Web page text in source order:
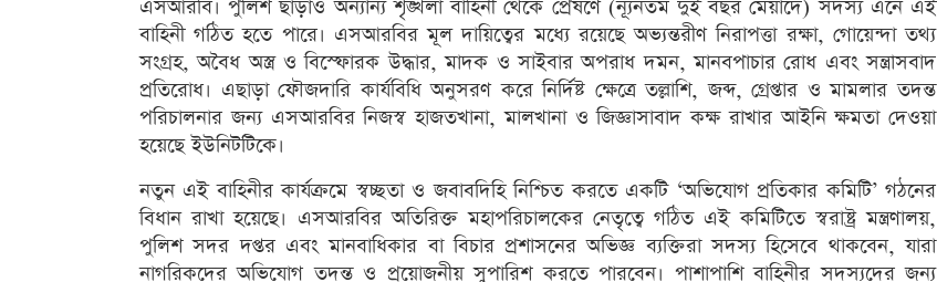
এসআরবি। পুলিশ ছাড়াও অন্যান্য শৃঙ্খলা বাহিনী থেকে প্রেষণে (ন্যূনতম দুই বছর মেয়াদে) সদস্য এনে এই
বাহিনী গঠিত হতে পারে। এসআরবির মূল দায়িত্বের মধ্যে রয়েছে অভ্যন্তরীণ নিরাপত্তা রক্ষা, গোয়েন্দা তথ্য
সংগ্রহ, অবৈধ অস্ত্র ও বিস্ফোরক উদ্ধার, মাদক ও সাইবার অপরাধ দমন, মানবপাচার রোধ এবং সন্ত্রাসবাদ
প্রতিরোধ। এছাড়া ফৌজদারি কার্যবিধি অনুসরণ করে নির্দিষ্ট ক্ষেত্রে তল্লাশি, জব্দ, গ্রেপ্তার ও মামলার তদন্ত
পরিচালনার জন্য এসআরবির নিজস্ব হাজতখানা, মালখানা ও জিজ্ঞাসাবাদ কক্ষ রাখার আইনি ক্ষমতা দেওয়া
হয়েছে ইউনিটটিকে।
নতুন এই বাহিনীর কার্যক্রমে স্বচ্ছতা ও জবাবদিহি নিশ্চিত করতে একটি ‘অভিযোগ প্রতিকার কমিটি’ গঠনের
বিধান রাখা হয়েছে। এসআরবির অতিরিক্ত মহাপরিচালকের নেতৃত্বে গঠিত এই কমিটিতে স্বরাষ্ট্র মন্ত্রণালয়,
পুলিশ সদর দপ্তর এবং মানবাধিকার বা বিচার প্রশাসনের অভিজ্ঞ ব্যক্তিরা সদস্য হিসেবে থাকবেন, যারা
নাগরিকদের অভিযোগ তদন্ত ও প্রয়োজনীয় সুপারিশ করতে পারবেন। পাশাপাশি বাহিনীর সদস্যদের জন্য